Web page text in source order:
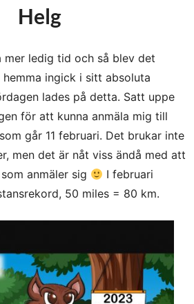
Helg
mer ledig tid och så blev det
hemma ingick i sitt absoluta
lades på detta. Satt uppe
för att kunna anmäla mig till
som går 11 februari. Det brukar inte
men det är nåt viss ändå med att
anmäler sig
I februari
50 miles = 80 km.